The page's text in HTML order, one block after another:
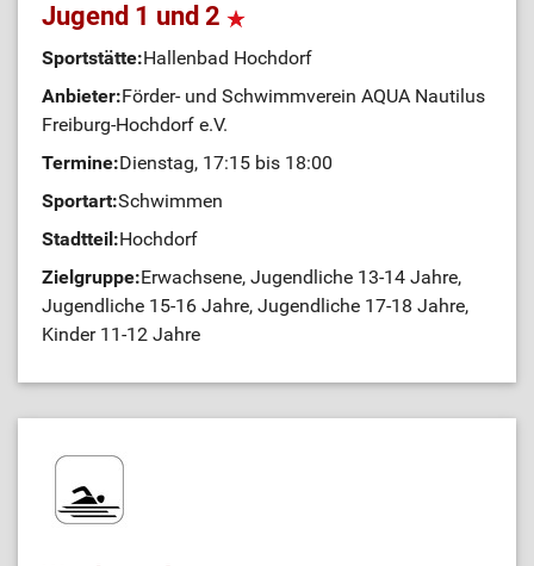
Jugend 1 und 2
Sportstätte:Hallenbad Hochdorf
Anbieter:Förder- und Schwimmverein AQUA Nautilus
Freiburg-Hochdorf e.V.
Termine:Dienstag, 17:15 bis 18:00
Sportart:Schwimmen
Stadtteil:Hochdorf
Zielgruppe:Erwachsene, Jugendliche 13-14 Jahre,
Jugendliche 15-16 Jahre, Jugendliche 17-18 Jahre,
Kinder 11-12 Jahre